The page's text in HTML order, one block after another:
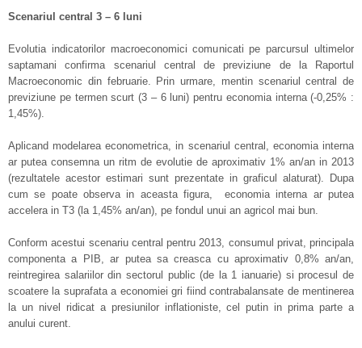
Scenariul central 3 – 6 luni
Evolutia indicatorilor macroeconomici comunicati pe parcursul ultimelor
saptamani confirma scenariul central de previziune de la Raportul
Macroeconomic din februarie. Prin urmare, mentin scenariul central de
previziune pe termen scurt (3 – 6 luni) pentru economia interna (-0,25% :
1,45%).
Aplicand modelarea econometrica, in scenariul central, economia interna
ar putea consemna un ritm de evolutie de aproximativ 1% an/an in 2013
(rezultatele acestor estimari sunt prezentate in graficul alaturat). Dupa
cum se poate observa in aceasta figura, economia interna ar putea
accelera in T3 (la 1,45% an/an), pe fondul unui an agricol mai bun.
Conform acestui scenariu central pentru 2013, consumul privat, principala
componenta a PIB, ar putea sa creasca cu aproximativ 0,8% an/an,
reintregirea salariilor din sectorul public (de la 1 ianuarie) si procesul de
scoatere la suprafata a economiei gri fiind contrabalansate de mentinerea
la un nivel ridicat a presiunilor inflationiste, cel putin in prima parte a
anului curent.